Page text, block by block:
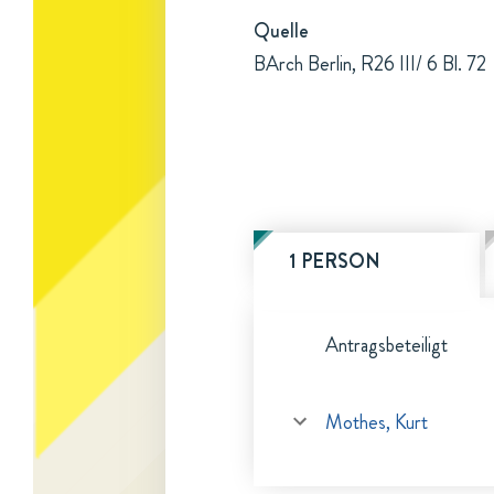
Quelle
BArch Berlin, R26 III/ 6 Bl. 72
1 PERSON
Antragsbeteiligt
Mothes, Kurt